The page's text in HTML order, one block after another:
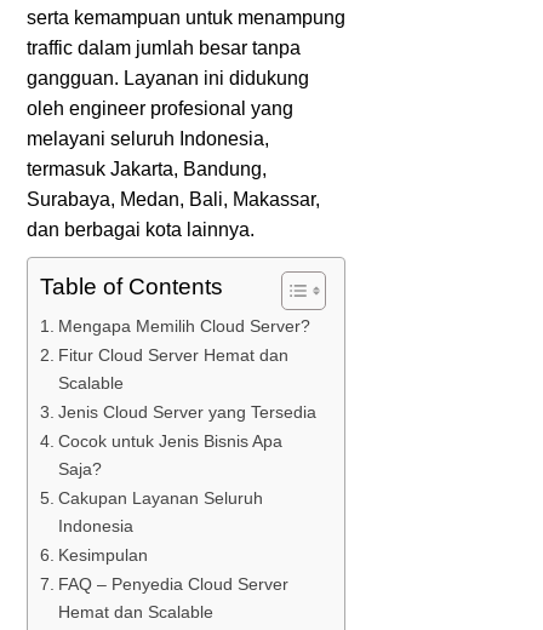
serta kemampuan untuk menampung
traffic dalam jumlah besar tanpa
gangguan. Layanan ini didukung
oleh engineer profesional yang
melayani seluruh Indonesia,
termasuk Jakarta, Bandung,
Surabaya, Medan, Bali, Makassar,
dan berbagai kota lainnya.
Table of Contents
Mengapa Memilih Cloud Server?
Fitur Cloud Server Hemat dan
Scalable
Jenis Cloud Server yang Tersedia
Cocok untuk Jenis Bisnis Apa
Saja?
Cakupan Layanan Seluruh
Indonesia
Kesimpulan
FAQ – Penyedia Cloud Server
Hemat dan Scalable